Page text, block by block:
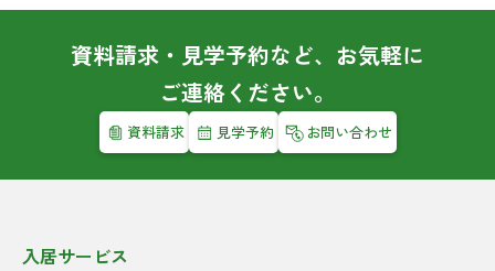
資料請求・見学予約など、お気軽に
ご連絡ください。
資料請求 見学予約 お問い合わせ
入居サービス